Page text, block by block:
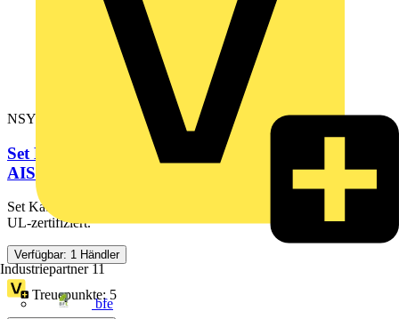
Industriepartner 11
bfe
NSYCGX16H
Set Kabelverschraubung + Mutter Edelstahl M16
AISI316L, IP68,...
Set Kabelverschraubung + Mutter Edelstahl M16 AISI316L, IP68,
UL-zertifiziert.
Verfügbar: 1 Händler
Treuepunkte:5